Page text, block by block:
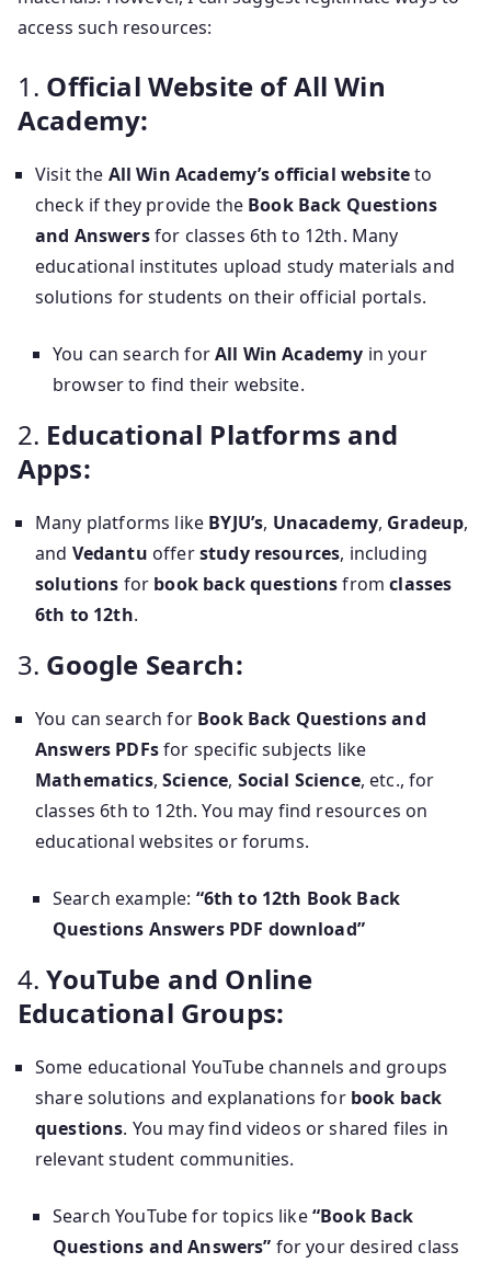
access such resources:
1. Official Website of All Win
Academy:
Visit the All Win Academy’s official websiteto
check if they provide the Book Back Questions
and Answersfor classes 6th to 12th. Many
educational institutes upload study materials and
solutions for students on their official portals.
You can search forAll Win Academy in your
browser to find their website.
2. Educational Platforms and
Apps:
Many platforms like BYJU’s, Unacademy, Gradeup,
and Vedantu offerstudy resources, including
solutions for book back questionsfromclasses
6th to 12th.
3. Google Search:
You can search for Book Back Questions and
Answers PDFsfor specific subjects like
Mathematics,Science, Social Science, etc., for
classes 6th to 12th. You may find resources on
educational websites or forums.
Search example: “6th to 12th Book Back
Questions Answers PDF download”
4.YouTube and Online
Educational Groups:
Some educational YouTube channels and groups
share solutions and explanations for book back
questions. You may find videos or shared files in
relevant student communities.
Search YouTube for topics like“Book Back
Questions and Answers” for your desired class